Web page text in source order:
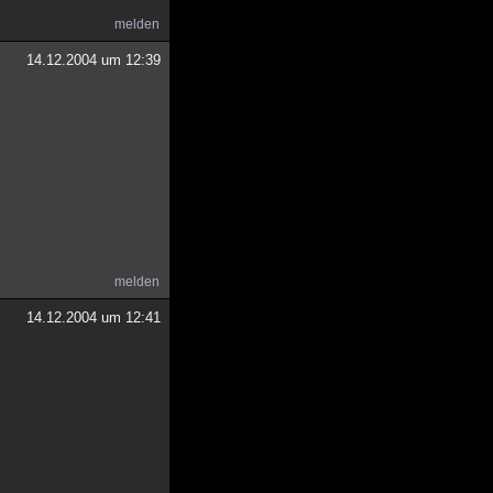
melden
14.12.2004 um 12:39
melden
14.12.2004 um 12:41